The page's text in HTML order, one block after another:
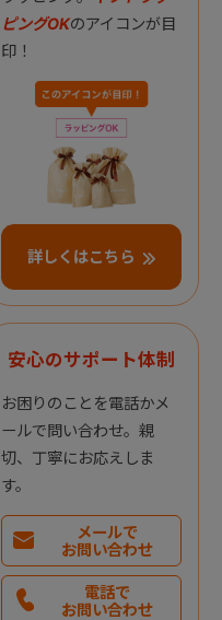
ピングOKのアイコンが目
印！
詳しくはこちら
安心のサポート体制
お困りのことを電話かメ
ールで問い合わせ。親
切、丁寧にお応えしま
す。
メールで
お問い合わせ
電話で
お問い合わせ